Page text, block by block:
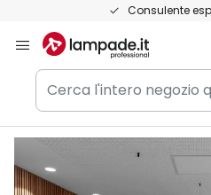
Consulente
contenuto
Cerca
l'intero
negozio
qui...